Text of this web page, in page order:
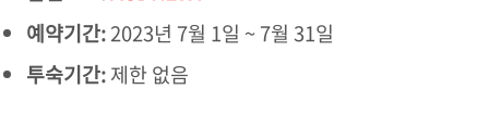
예약기간:2023년 7월 1일 ~ 7월 31일
투숙기간:제한 없음